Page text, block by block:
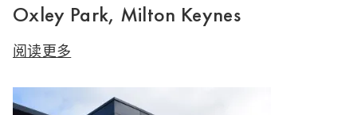
Oxley Park, Milton Keynes
阅读更多